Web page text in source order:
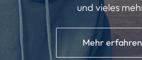
und vieles
Mehr erfahren